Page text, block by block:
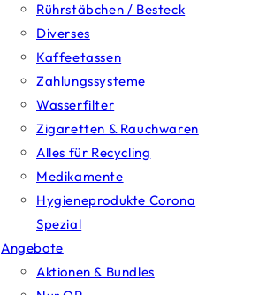
Rührstäbchen / Besteck
Diverses
Kaffeetassen
Zahlungssysteme
Wasserfilter
Zigaretten & Rauchwaren
Alles für Recycling
Medikamente
Hygieneprodukte Corona
Spezial
Angebote
Aktionen & Bundles